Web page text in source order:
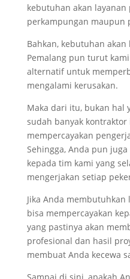
kebutuhan akan layanan
perkampungan maupun
Bahkan, kebutuhan akan
Pemalangpun turut kami
alternatif untuk
mengalami kerusakan.
Maka dari itu, bukan hal
sudah banyak
mempercayakan
Sehingga, Anda pun
kepada tim kami yang
mengerjakan setiap
Jika Anda membutuhkan
bisa mempercayakan
yang pastinya akan
profesional dan hasil
membuat Anda kecewa
Sampai di sini, apakah